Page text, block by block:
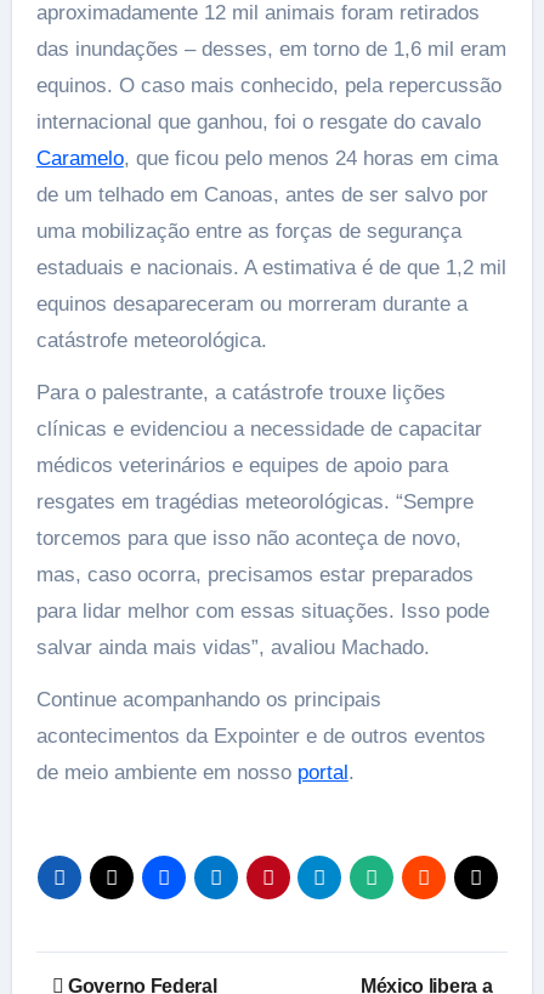
aproximadamente 12 mil animais foram retirados
das inundações – desses, em torno de 1,6 mil eram
equinos. O caso mais conhecido, pela repercussão
internacional que ganhou, foi o resgate do cavalo
Caramelo, que ficou pelo menos 24 horas em cima
de um telhado em Canoas, antes de ser salvo por
uma mobilização entre as forças de segurança
estaduais e nacionais. A estimativa é de que 1,2 mil
equinos desapareceram ou morreram durante a
catástrofe meteorológica.
Para o palestrante, a catástrofe trouxe lições
clínicas e evidenciou a necessidade de capacitar
médicos veterinários e equipes de apoio para
resgates em tragédias meteorológicas. “Sempre
torcemos para que isso não aconteça de novo,
mas, caso ocorra, precisamos estar preparados
para lidar melhor com essas situações. Isso pode
salvar ainda mais vidas”, avaliou Machado.
Continue acompanhando os principais
acontecimentos da Expointer e de outros eventos
de meio ambiente em nosso portal.
Navegação
Governo Federal México libera a